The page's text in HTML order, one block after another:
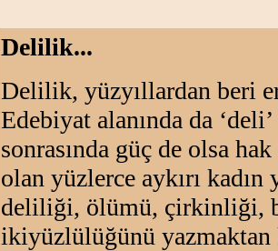
Delilik...
Delilik, yüzyıllardan beri
Edebiyat alanında da
sonrasında güç de olsa
olan yüzlerce aykırı
deliliği, ölümü, çirkinliği,
ikiyüzlülüğünü